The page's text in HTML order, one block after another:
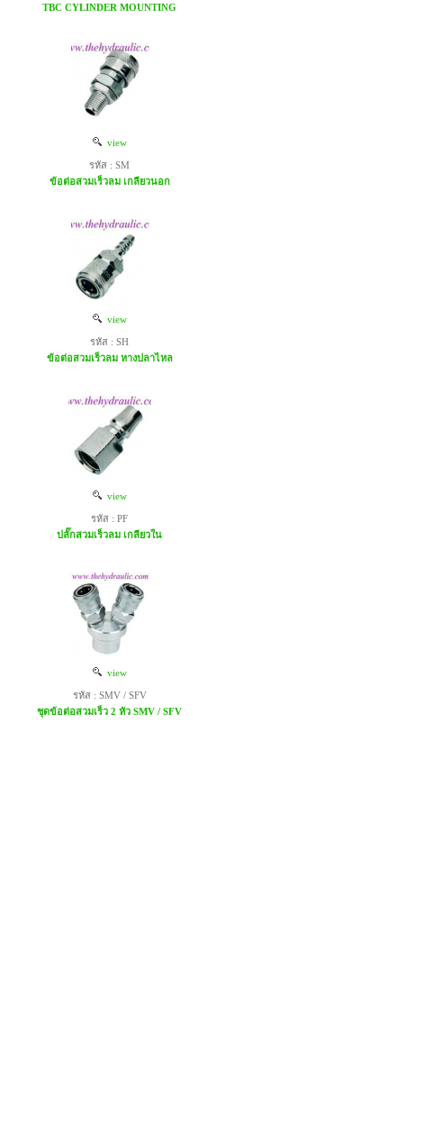
TBC CYLINDER MOUNTING
view
รหัส : SM
ข้อต่อสวมเร็วลม เกลียวนอก
view
รหัส : SH
ข้อต่อสวมเร็วลม หางปลาไหล
view
รหัส : PF
ปลั๊กสวมเร็วลม เกลียวใน
view
รหัส : SMV / SFV
ชุดข้อต่อสวมเร็ว 2 หัว SMV / SFV